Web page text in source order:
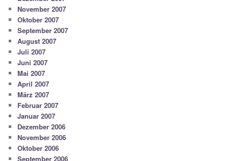
November 2007
Oktober 2007
September 2007
August 2007
Juli 2007
Juni 2007
Mai 2007
April 2007
März 2007
Februar 2007
Januar 2007
Dezember 2006
November 2006
Oktober 2006
September 2006